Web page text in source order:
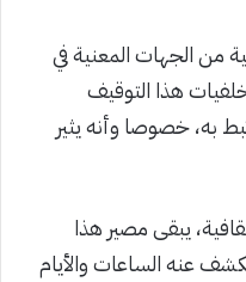
من الجهات المعنية في
هذا التوقيف
به، خصوصا وأنه يثير
يبقى مصير هذا
عنه الساعات والأيام